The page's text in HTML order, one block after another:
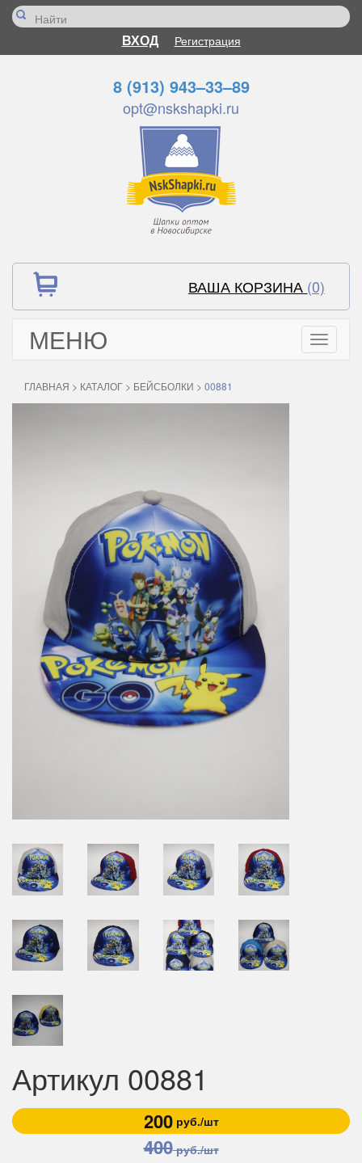
ВХОД Регистрация
8 (913) 943–33–89
opt@nskshapki.ru
ВАША КОРЗИНА (0)
МЕНЮ
Toggle
ГЛАВНАЯ > КАТАЛОГ > БЕЙСБОЛКИ > 00881
Артикул 00881
200руб./шт
400руб./шт